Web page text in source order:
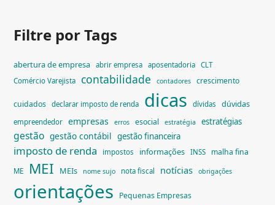
Filtre por Tags
abertura de empresa abrir empresa aposentadoria
CLT
Comércio Varejista
contabilidade contadores crescimento
cuidados declarar imposto de renda dicas dívidas dúvidas
empreendedor empresas erros esocial estratégia estratégias
gestão gestão contábil gestão financeira
imposto de renda impostos informações INSS malha fina
ME MEI MEIs nome sujo nota fiscal notícias obrigações
orientações Pequenas Empresas